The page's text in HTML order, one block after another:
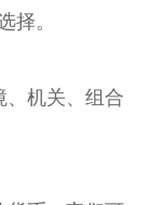
。
机关、组合